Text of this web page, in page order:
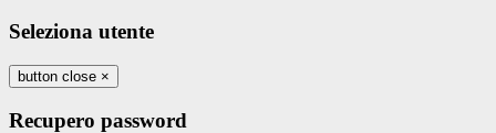
Seleziona utente
button close ×
Recupero password